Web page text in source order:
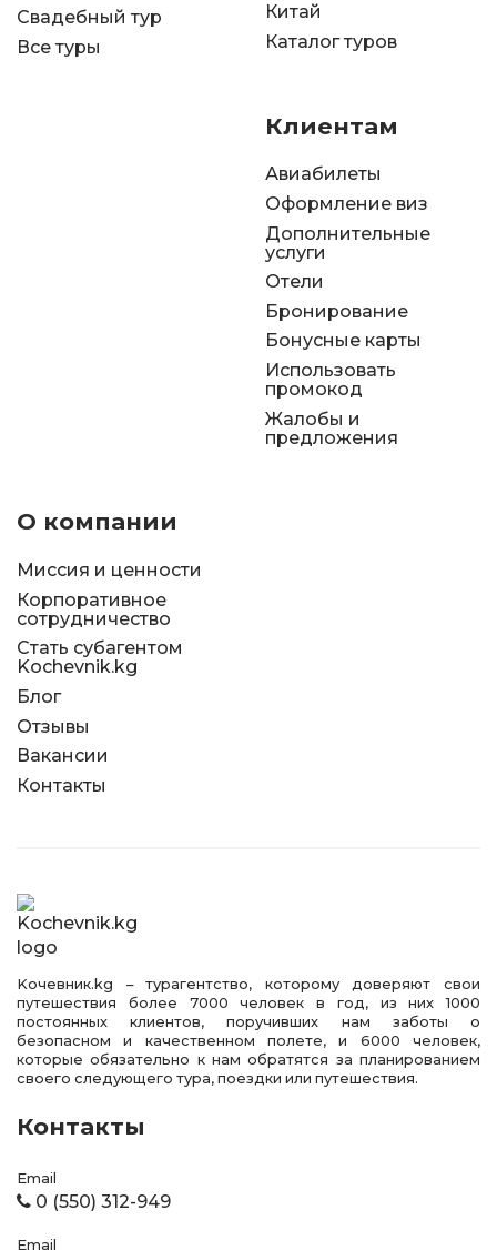
Свадебный тур
Все туры
Китай
Каталог туров
Клиентам
Авиабилеты
Оформление виз
Дополнительные
услуги
Отели
Бронирование
Бонусные карты
Использовать
промокод
Жалобы и
предложения
О компании
Миссия и ценности
Корпоративное
сотрудничество
Стать субагентом
Kochevnik.kg
Блог
Отзывы
Вакансии
Контакты
Kочевник.kg – турагентство, которому доверяют свои
путешествия более 7000 человек в год, из них 1000
постоянных клиентов, поручивших нам заботы о
безопасном и качественном полете, и 6000 человек,
которые обязательно к нам обратятся за планированием
своего следующего тура, поездки или путешествия.
Контакты
Email
0 (550) 312-949
Email